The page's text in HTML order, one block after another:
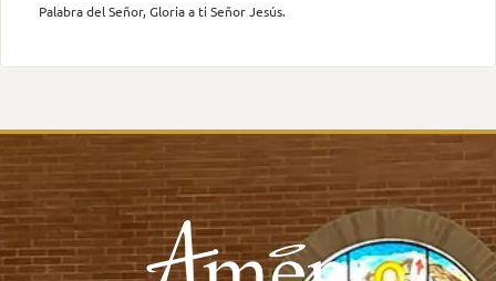
Palabra del Señor, Gloria a ti Señor Jesús.